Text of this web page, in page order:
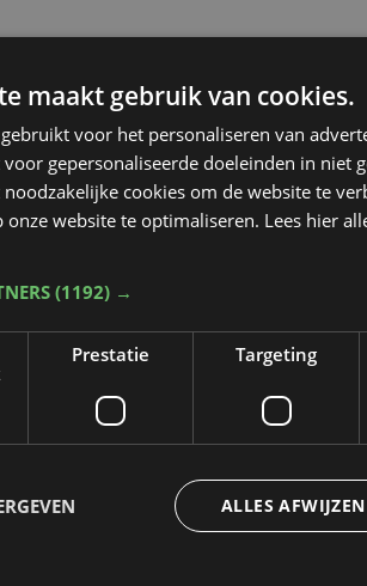
Taalfout
Heb je een taal- of schrijffout
Laat het ons weten
maakt gebruik van cookies.
voor het personaliseren van
gepersonaliseerde doeleinden in niet
cookies om de website te
website te optimaliseren. Lees hier
(1192) →
Prestatie Targeting
ALLES AFWIJZEN